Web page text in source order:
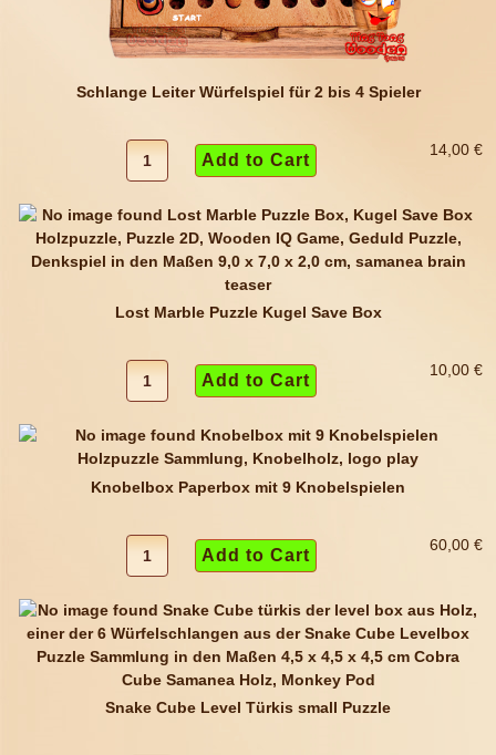
Schlange Leiter Würfelspiel für 2 bis 4 Spieler
14,00 €
Lost Marble Puzzle Kugel Save Box
10,00 €
Knobelbox Paperbox mit 9 Knobelspielen
60,00 €
Snake Cube Level Türkis small Puzzle